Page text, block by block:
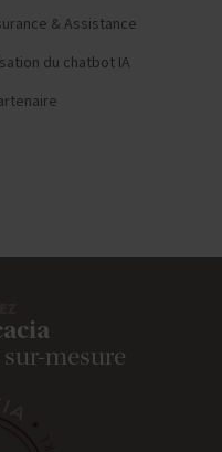
& Assistance
du chatbot IA
sur-mesure